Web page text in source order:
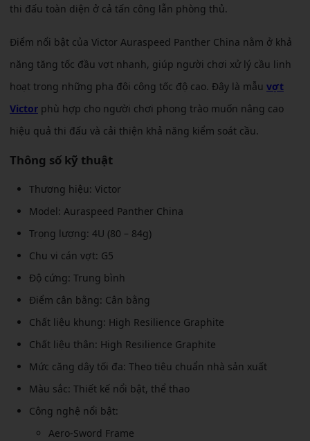
thi đấu toàn diện ở cả tấn công lẫn phòng thủ.
Điểm nổi bật của Victor Auraspeed Panther China nằm ở khả
năng tăng tốc đầu vợt nhanh, giúp người chơi xử lý cầu linh
hoạt trong những pha đôi công tốc độ cao. Đây là mẫu vợt
Victor phù hợp cho người chơi phong trào muốn nâng cao
hiệu quả thi đấu và cải thiện khả năng kiểm soát cầu.
Thông số kỹ thuật
Thương hiệu: Victor
Model: Auraspeed Panther China
Trọng lượng: 4U (80 – 84g)
Chu vi cán vợt: G5
Độ cứng: Trung bình
Điểm cân bằng: Cân bằng
Chất liệu khung: High Resilience Graphite
Chất liệu thân: High Resilience Graphite
Mức căng dây tối đa: Theo tiêu chuẩn nhà sản xuất
Màu sắc: Thiết kế nổi bật, thể thao
Công nghệ nổi bật:
Aero-Sword Frame